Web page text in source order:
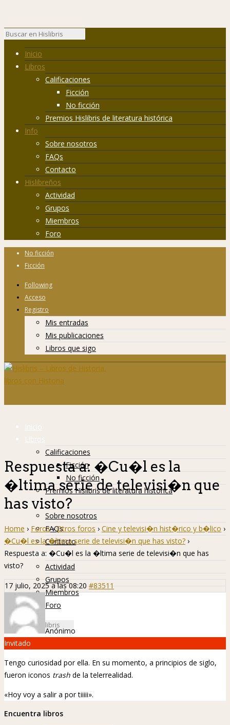
Inicio
Libros
Calificaciones
Ficción
No ficción
Premios Hislibris de literatura histórica
Info
Sobre nosotros
FAQs
Contacto
Hislibreños
Actividad
Grupos
Miembros
Foro
No ficción
Ficción
Following
Acceso
Registro
Mis entradas
Mis publicaciones
Libros que sigo
Inicio
Libros
Calificaciones
Ficción
No ficción
Premios Hislibris de literatura histórica
Info
Sobre nosotros
FAQs
Contacto
Hislibreños
Actividad
Grupos
Miembros
Foro
Respuesta a: �Cu�l es la
�ltima serie de televisi�n que
has visto?
Home › Foros › Otros foros › Cine y televisi�n hist�rico y b�lico ›
�Cu�l es la �ltima serie de televisi�n que has visto? ›
Respuesta a: �Cu�l es la �ltima serie de televisi�n que has
visto?
17 julio, 2025 a las 08:20 #83511
Anónimo
Invitado
Tengo curiosidad por ella. En su momento, a principios de siglo,
fueron iconos trash de la telerrealidad.
«Hoy voy a salir a por tiiiii».
Encuentra libros